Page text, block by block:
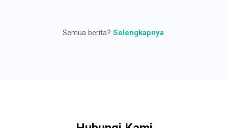
Semua berita? Selengkapnya.